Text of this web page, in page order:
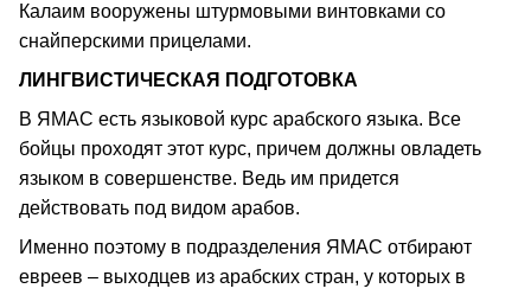
Калаим вооружены штурмовыми винтовками со
снайперскими прицелами.
ЛИНГВИСТИЧЕСКАЯ ПОДГОТОВКА
В ЯМАС есть языковой курс арабского языка. Все
бойцы проходят этот курс, причем должны овладеть
языком в совершенстве. Ведь им придется
действовать под видом арабов.
Именно поэтому в подразделения ЯМАС отбирают
евреев – выходцев из арабских стран, у которых в